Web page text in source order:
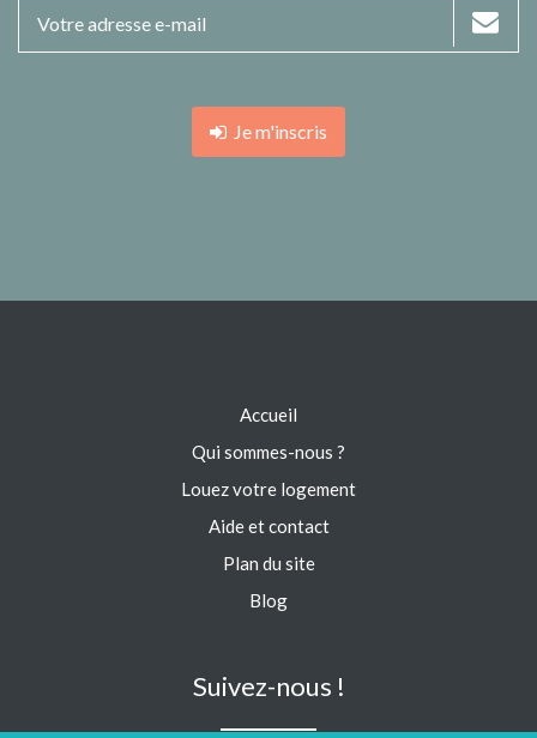
Je m'inscris
Accueil
Qui sommes-nous ?
Louez votre logement
Aide et contact
Plan du site
Blog
Suivez-nous !